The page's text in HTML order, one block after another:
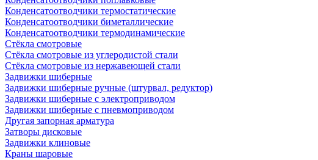
Конденсатоотводчики термостатические
Конденсатоотводчики биметаллические
Конденсатоотводчики термодинамические
Стёкла смотровые
Стёкла смотровые из углеродистой стали
Стёкла смотровые из нержавеющей стали
Задвижки шиберные
Задвижки шиберные ручные (штурвал, редуктор)
Задвижки шиберные с электроприводом
Задвижки шиберные с пневмоприводом
Другая запорная арматура
Затворы дисковые
Задвижки клиновые
Краны шаровые